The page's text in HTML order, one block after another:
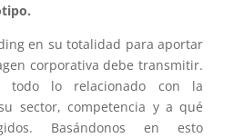
en su totalidad para aportar
corporativa debe transmitir.
todo lo relacionado con la
sector, competencia y a qué
Basándonos en esto